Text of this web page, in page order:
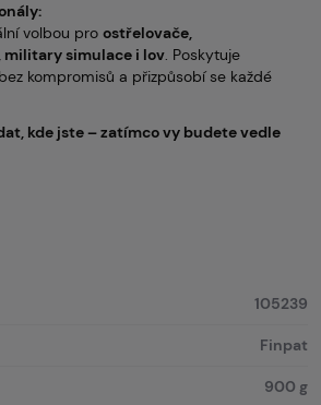
volbou pro ostřelovače,
simulace i lov. Poskytuje
kompromisů a přizpůsobí se každé
kde jste – zatímco vy budete vedle
105239
Finpat
900 g